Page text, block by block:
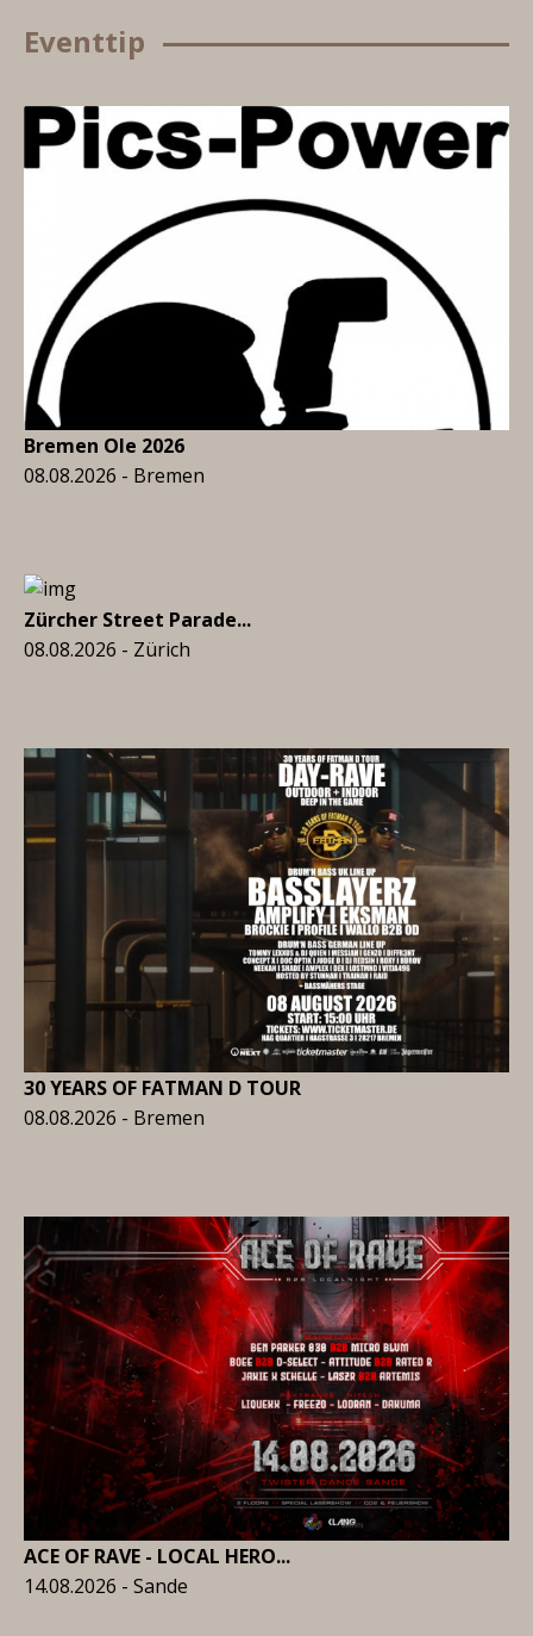
Eventtip
Bremen Ole 2026
08.08.2026 - Bremen
Zürcher Street Parade...
08.08.2026 - Zürich
30 YEARS OF FATMAN D TOUR
08.08.2026 - Bremen
ACE OF RAVE - LOCAL HERO...
14.08.2026 - Sande